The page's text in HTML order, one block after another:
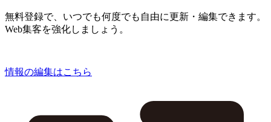
無料登録で、いつでも何度でも自由に更新・編集できます。
Web集客を強化しましょう。
情報の編集はこちら